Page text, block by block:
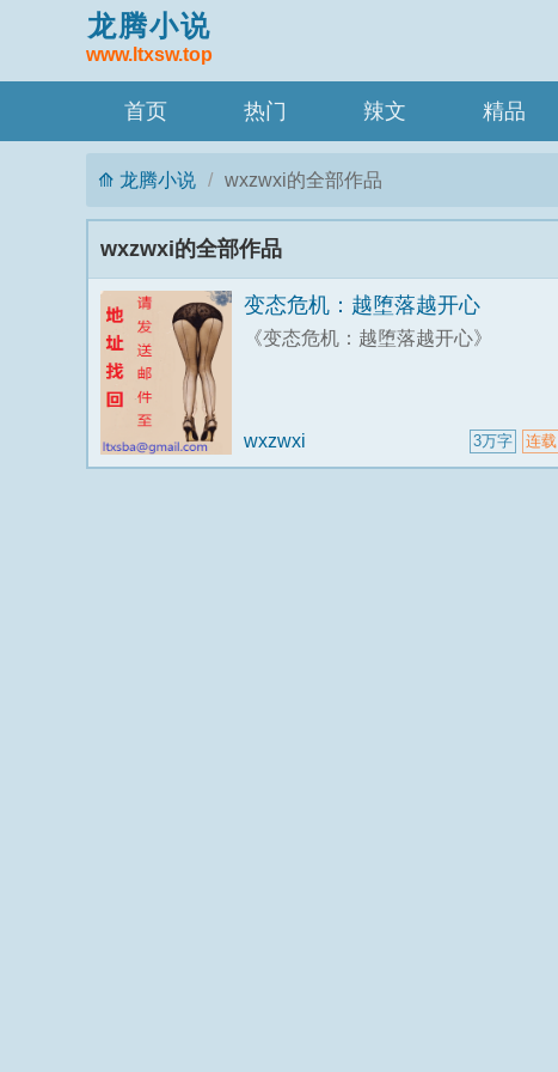
龙腾小说
www.ltxsw.top
首页 热门 辣文 精品
龙腾小说 wxzwxi的全部作品
wxzwxi的全部作品
变态危机：越堕落越开心
《变态危机：越堕落越开心》
wxzwxi 连载
3万字